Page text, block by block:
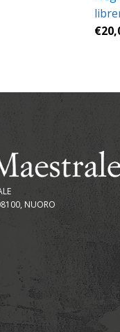
€
NUORO